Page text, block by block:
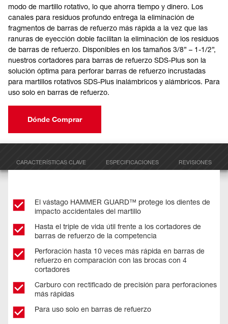
modo de martillo rotativo, lo que ahorra tiempo y dinero. Los
canales para residuos profundo entrega la eliminación de
fragmentos de barras de refuerzo más rápida a la vez que las
ranuras de eyección doble facilitan la eliminación de los residuos
de barras de refuerzo. Disponibles en los tamaños 3/8” – 1-1/2”,
nuestros cortadores para barras de refuerzo SDS-Plus son la
solución óptima para perforar barras de refuerzo incrustadas
para martillos rotativos SDS-Plus inalámbricos y alámbricos. Para
uso solo en barras de refuerzo.
Dónde Comprar
CARACTERÍSTICAS CLAVE ESPECIFICACIONES REVISIONES
El vástago HAMMER GUARD™ protege los dientes de
impacto accidentales del martillo​
Hasta el triple de vida útil frente a los cortadores de
barras de refuerzo de la competencia​
Perforación hasta 10 veces más rápida en barras de
refuerzo en comparación con las brocas con 4
cortadores
Carburo con rectificado de precisión para perforaciones
más rápidas​
Para uso solo en barras de refuerzo